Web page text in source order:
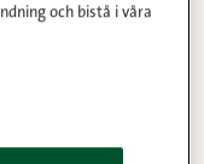
och bistå i våra